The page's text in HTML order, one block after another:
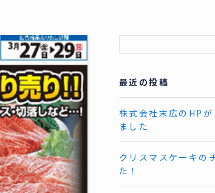
最近の投稿
株式会社末広のHP
ました
クリスマスケーキの
た！